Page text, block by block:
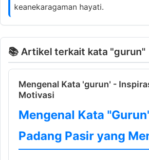
keanekaragaman hayati.
📚 Artikel terkait kata "gurun"
Mengenal Kata 'gurun' -
Motivasi
Mengenal Kata
Padang Pasir yang